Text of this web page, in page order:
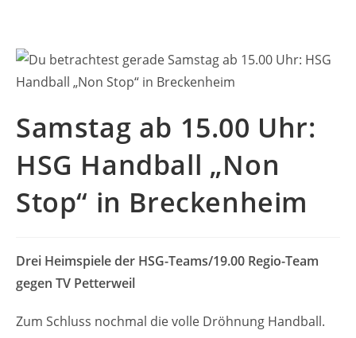
Samstag ab 15.00 Uhr:
HSG Handball „Non
Stop“ in Breckenheim
Drei Heimspiele der HSG-Teams/19.00 Regio-Team
gegen TV Petterweil
Zum Schluss nochmal die volle Dröhnung Handball.